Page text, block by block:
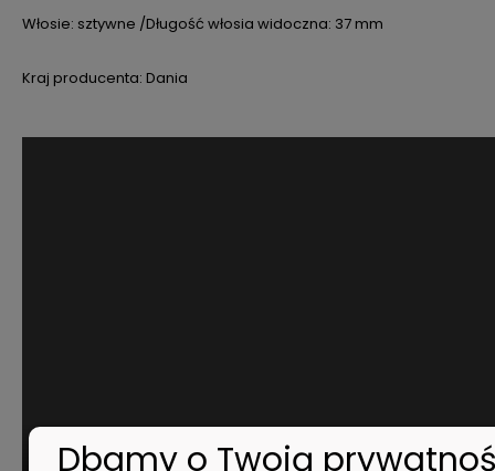
Włosie: sztywne /Długość włosia widoczna: 37 mm
Kraj producenta: Dania
Dbamy o Twoją